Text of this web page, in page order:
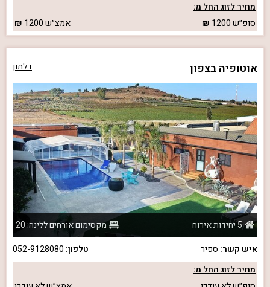
מחיר לזוג החל מ:
סופ״ש1200 אמצ״ש1200
אוטופיה בצפון דלתון
5 יחידות אירוח
מקסימום אורחים ללינה: 20
איש קשר: ספיר טלפון: 052-9128080
מחיר לזוג החל מ: